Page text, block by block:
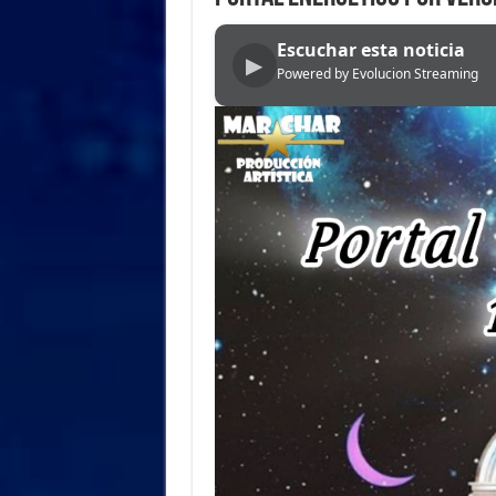
▶
Escuchar esta noticia
Powered by Evolucion Streaming